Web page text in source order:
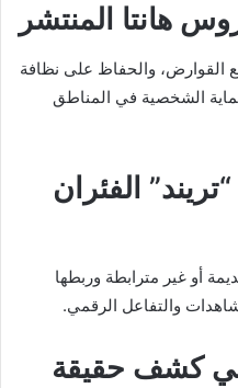
هانتا المنتشر
القوارض، والحفاظ على نظافة
الشخصية في المناطق
الفئران
أو غير مترابطة وربطها
والتفاعل الرقمي.
في كشف حقيقة